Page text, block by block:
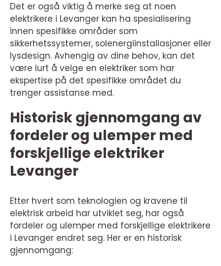
Det er også viktig å merke seg at noen
elektrikere i Levanger kan ha spesialisering
innen spesifikke områder som
sikkerhetssystemer, solenergiinstallasjoner eller
lysdesign. Avhengig av dine behov, kan det
være lurt å velge en elektriker som har
ekspertise på det spesifikke området du
trenger assistanse med.
Historisk gjennomgang av
fordeler og ulemper med
forskjellige elektriker
Levanger
Etter hvert som teknologien og kravene til
elektrisk arbeid har utviklet seg, har også
fordeler og ulemper med forskjellige elektrikere
i Levanger endret seg. Her er en historisk
gjennomgang: